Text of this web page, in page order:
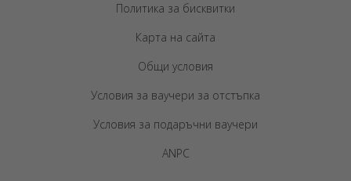
Политика за бисквитки
Карта на сайта
Общи условия
Условия за ваучери за отстъпка
Условия за подаръчни ваучери
ANPC